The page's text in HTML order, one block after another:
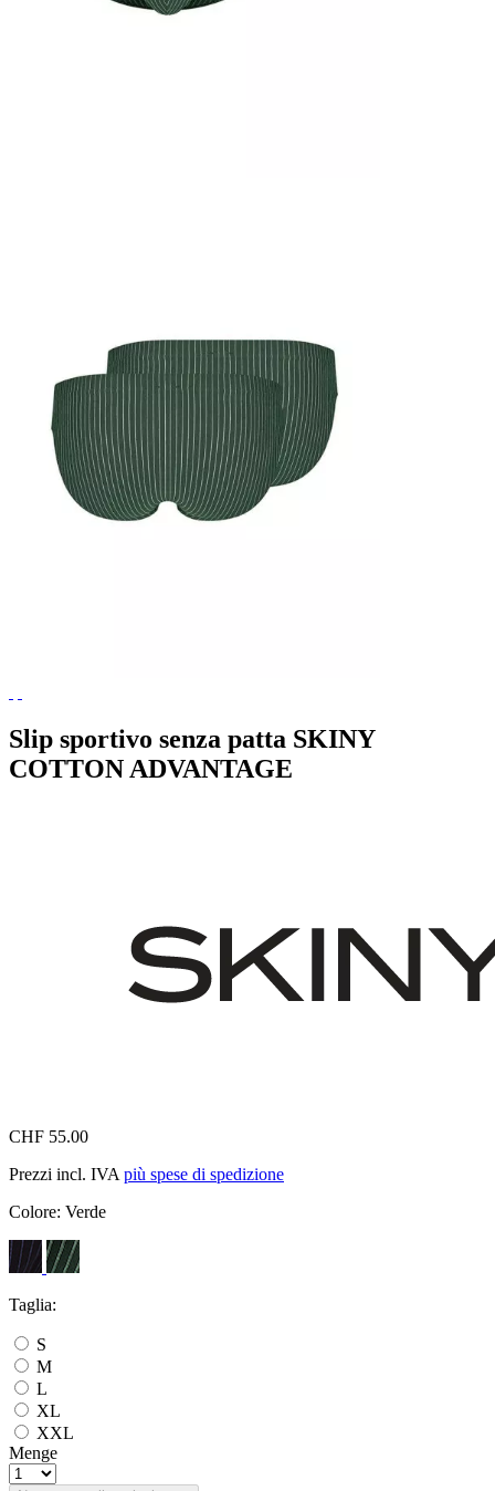
Slip sportivo senza patta SKINY
COTTON ADVANTAGE
CHF 55.00
Prezzi incl. IVA più spese di spedizione
Colore: Verde
Taglia:
S
M
L
XL
XXL
Menge